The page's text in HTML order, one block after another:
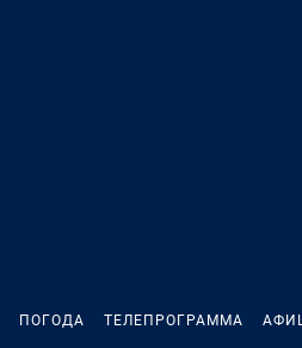
ПОГОДА ТЕЛЕПРОГРАММА